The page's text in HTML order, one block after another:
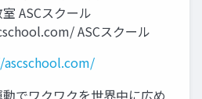
ASCスクール
ASCスクール
でワクワクを世界中に広め